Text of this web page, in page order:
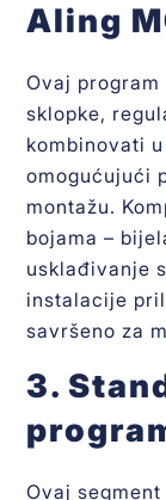
Aling
Ovaj
sklopke,
kombinovati
omogućujući
montažu.
bojama –
usklađivanje
instalacije
savršeno za
3.
Ovaj